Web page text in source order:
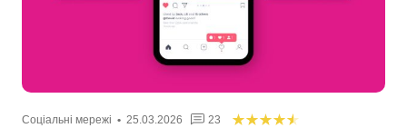
Соціальні мережі • 25.03.2026 23